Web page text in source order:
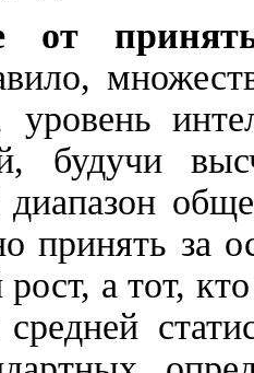
от
будучи
диапазон
принять за
а тот,
средней